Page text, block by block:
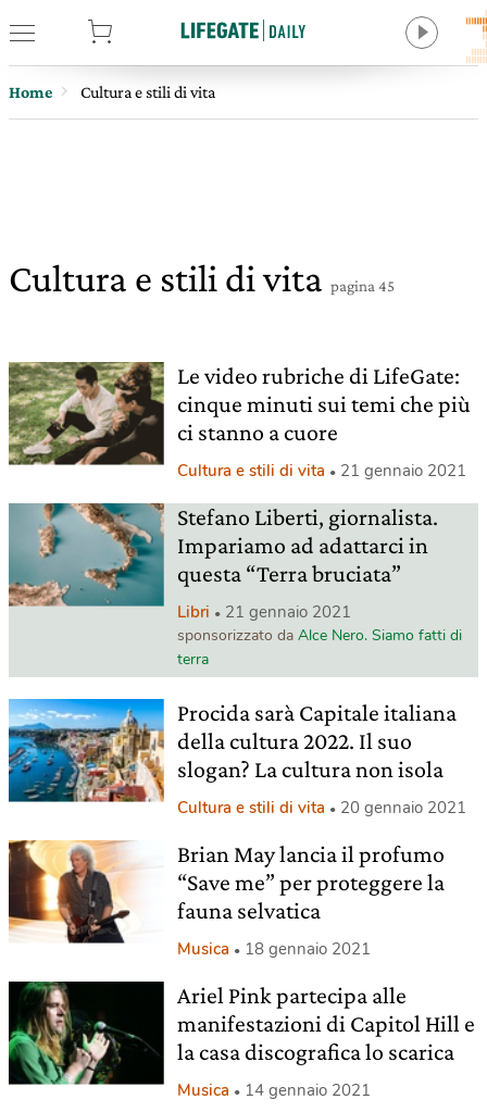
Home Cultura e stili di vita
Cultura e stili di vita pagina 45
Le video rubriche di LifeGate:
cinque minuti sui temi che più
ci stanno a cuore
Cultura e stili di vita 21 gennaio 2021
Stefano Liberti, giornalista.
Impariamo ad adattarci in
questa “Terra bruciata”
Libri 21 gennaio 2021
sponsorizzato da Alce Nero. Siamo fatti di
terra
Procida sarà Capitale italiana
della cultura 2022. Il suo
slogan? La cultura non isola
Cultura e stili di vita 20 gennaio 2021
Brian May lancia il profumo
“Save me” per proteggere la
fauna selvatica
Musica 18 gennaio 2021
Ariel Pink partecipa alle
manifestazioni di Capitol Hill e
la casa discografica lo scarica
Musica 14 gennaio 2021